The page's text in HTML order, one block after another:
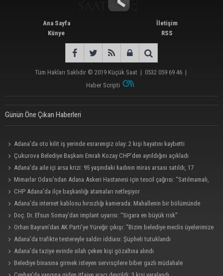
Ana Sayfa
Künye
İletişim
RSS
Tüm Hakları Saklıdır © 2019 Küçük Saat | 0532 059 69 46 |
Haber Scripti
Günün Öne Çıkan Haberleri
Adana’da oto kilit iş yerinde esrarengiz olay: 2 kişi hayatını kaybetti
Çukurova Belediye Başkanı Emrah Kozay CHP’den ayrıldığını açıkladı
Adana’da aile içi arsa krizi: 95 yaşındaki kadının miras arsası satıldı, 17
milyonun 13 milyonu harcandı
Mimarlar Odası’ndan Adana Askeri Hastanesi için tescil çağrısı: “Satılmamalı,
amaç dışı kullanılmamalı”
CHP Adana’da ilçe başkanlığı atamaları netleşiyor
Adana’da internet kablosu hırsızlığı kamerada: Mahallenin bir bölümünde
internet erişimi kesildi
Doç. Dr. Efsun Somay’dan implant uyarısı: “Sigara en büyük risk”
Orhan Bayram’dan AK Parti’ye Yüreğir çıkışı: “Bizim belediye meclis üyelerimize
ne yaptınız? Siz önce onu anlatın”
Adana’da trafikte testereyle saldırı iddiası: Şüpheli tutuklandı
Adana’da taziye evinde silah çeken kişi gözaltına alındı
Belediye binasına girmek isteyen servisçilere biber gazlı müdahale